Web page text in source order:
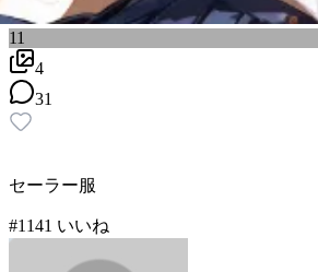
11
4
31
セーラー服
#1141 いいね